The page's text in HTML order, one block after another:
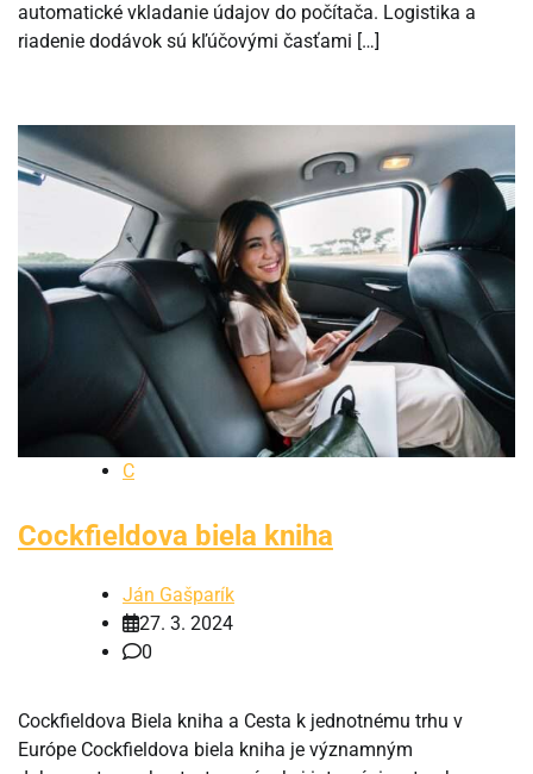
automatické vkladanie údajov do počítača. Logistika a
riadenie dodávok sú kľúčovými časťami […]
C
Cockfieldova biela kniha
Ján Gašparík
27. 3. 2024
0
Cockfieldova Biela kniha a Cesta k jednotnému trhu v
Európe Cockfieldova biela kniha je významným